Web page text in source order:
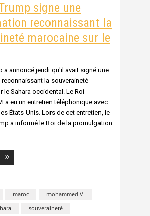
signe une
reconnaissant la
marocaine sur le
a annoncé jeudi qu'il avait signé une
la souveraineté
le Sahara occidental. Le Roi
a eu un entretien téléphonique avec
États-Unis. Lors de cet entretien, le
a informé le Roi de la promulgation
maroc
mohammed VI
souveraineté